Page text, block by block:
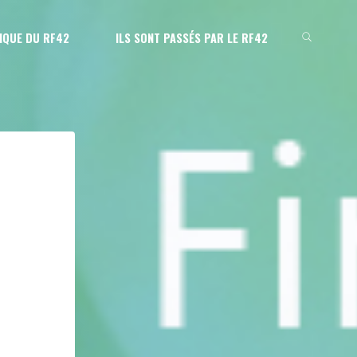
DU RF42 ILS SONT PASSÉS PAR LE RF42